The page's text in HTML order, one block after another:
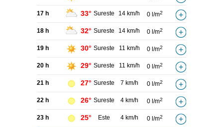
17 h 33° Sureste 14 km/h 0 l/m2
18 h 32° Sureste 14 km/h 0 l/m2
19 h 30° Sureste 11 km/h 0 l/m2
20 h 29° Sureste 11 km/h 0 l/m2
21 h 27° Sureste 7 km/h 0 l/m2
22 h 26° Sureste 4 km/h 0 l/m2
23 h 25° Este 4 km/h 0 l/m2